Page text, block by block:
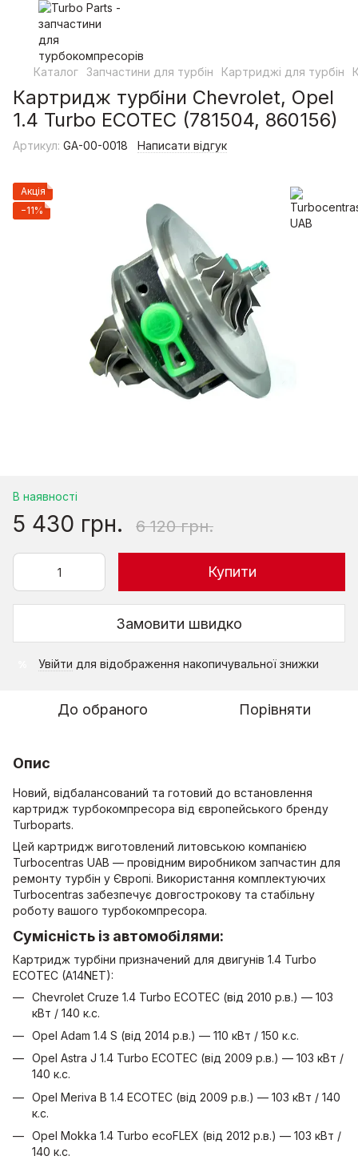
Каталог Запчастини для турбін Картриджі для турбін
Картридж турбіни Chevrolet, Opel
1.4 Turbo ECOTEC (781504, 860156)
Артикул: GA-00-0018 Написати відгук
Акція
−11%
В наявності
5 430 грн. 6 120 грн.
Купити
Замовити швидко
Увійти для відображення накопичувальної знижки
До обраного Порівняти
Опис
Новий, відбалансований та готовий до встановлення
картридж турбокомпресора від європейського бренду
Turboparts.
Цей картридж виготовлений литовською компанією
Turboсentras UAB — провідним виробником запчастин для
ремонту турбін у Європі. Використання комплектуючих
Turbocentras забезпечує довгострокову та стабільну
роботу вашого турбокомпресора.
Сумісність із автомобілями:
Картридж турбіни призначений для двигунів 1.4 Turbo
ECOTEC (A14NET):
Chevrolet Cruze 1.4 Turbo ECOTEC (від 2010 р.в.) — 103
кВт / 140 к.с.
Opel Adam 1.4 S (від 2014 р.в.) — 110 кВт / 150 к.с.
Opel Astra J 1.4 Turbo ECOTEC (від 2009 р.в.) — 103 кВт /
140 к.с.
Opel Meriva B 1.4 ECOTEC (від 2009 р.в.) — 103 кВт / 140
к.с.
Opel Mokka 1.4 Turbo ecoFLEX (від 2012 р.в.) — 103 кВт /
140 к.с.